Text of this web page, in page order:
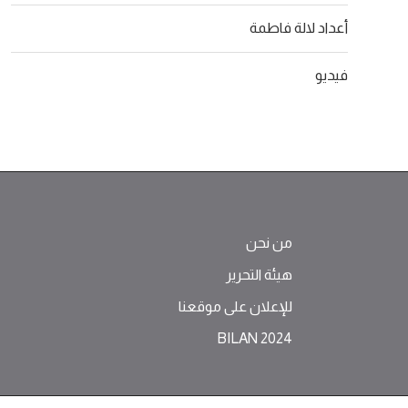
أعداد لالة فاطمة
فيديو
من نحن
هيئة التحرير
للإعلان على موقعنا
BILAN 2024